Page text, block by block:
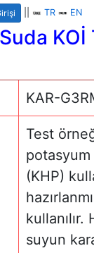
TR EN
KOİ
KAR-
Test
(KHP)
kullanılır.
suyun